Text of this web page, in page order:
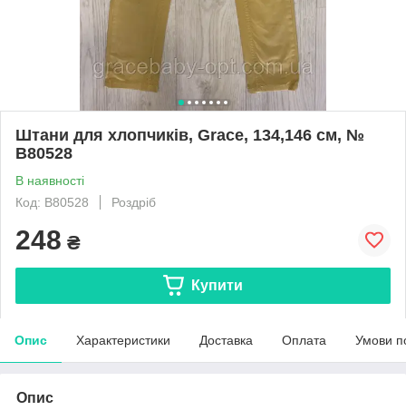
Штани для хлопчиків, Grace, 134,146 см, №
B80528
В наявності
Код: B80528
Роздріб
248 ₴
Купити
Опис Характеристики Доставка Оплата Умови
Опис